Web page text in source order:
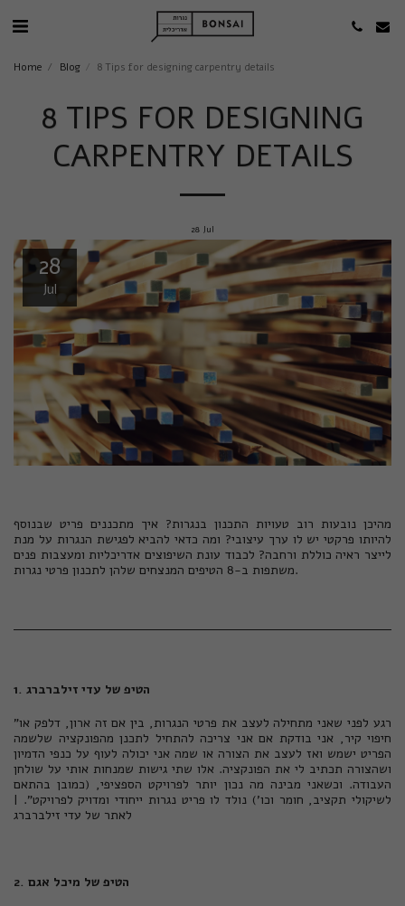
Home Blog 8 Tips for designing carpentry details
8 TIPS FOR DESIGNING
CARPENTRY DETAILS
28 Jul
28
Jul
מהיכן נובעות רוב טעויות התכנון בנגרות? איך מתכננים פריט שבנוסף
להיותו פרקטי יש לו ערך עיצובי? ומה כדאי להביא לפגישת הנגרות על מנת
לייצר ראיה כוללת ורחבה? לכבוד עונת השיפוצים אדריכליות ומעצבות פנים
משתפות ב-8 הטיפים המנצחים שלהן לתכנון פרטי נגרות.
1. הטיפ של עדי זילברברג
"רגע לפני שאני מתחילה לעצב את פרטי הנגרות, בין אם זה ארון, דלפק או
חיפוי קיר, אני בודקת אם אני צריכה להתחיל לתכנן מהפונקציה שלשמה
הפריט ישמש ואז לעצב את הצורה או שמה אני יכולה לעוף על כנפי הדמיון
ושהצורה תכתיב לי את הפונקציה. אלו שתי גישות שמנחות אותי על שולחן
העבודה. וכשאני מבינה מה נכון יותר לפרויקט הספציפי, (כמובן בהתאם
לשיקולי תקציב, חומר וכו') נולד לו פריט נגרות ייחודי ומדויק לפרויקט". |
לאתר של עדי זילברברג
2. הטיפ של מיכל אגם